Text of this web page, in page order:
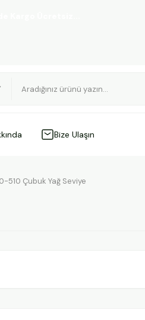
Bize Ulaşın
510 Çubuk Yağ Seviye